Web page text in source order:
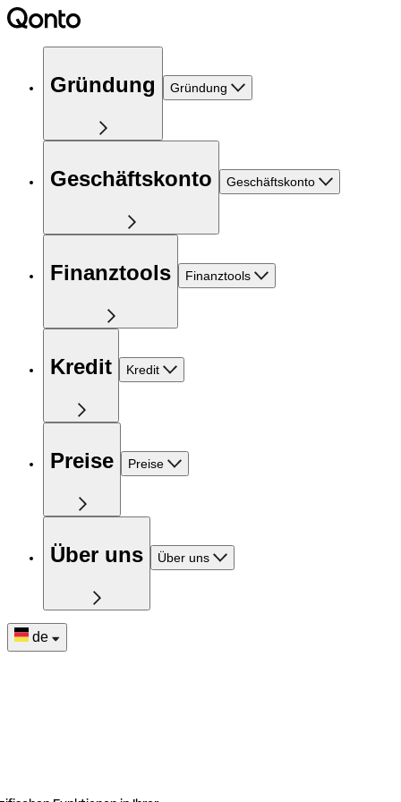
Gründung Gründung
Geschäftskonto Geschäftskonto
Finanztools Finanztools
Kredit Kredit
Preise Preise
Über uns Über uns
de